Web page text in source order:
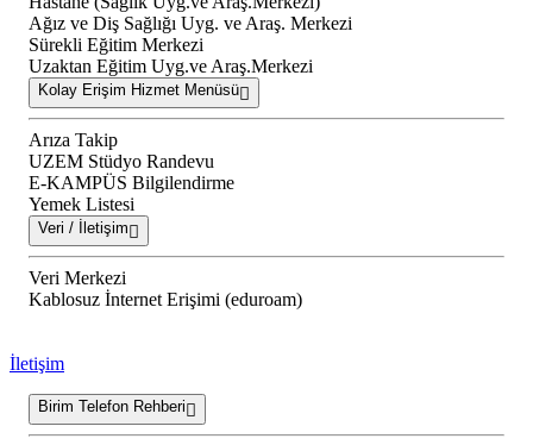
Ağız ve Diş Sağlığı Uyg. ve Araş. Merkezi
Sürekli Eğitim Merkezi
Uzaktan Eğitim Uyg.ve Araş.Merkezi
Kolay Erişim Hizmet Menüsü
Arıza Takip
UZEM Stüdyo Randevu
E-KAMPÜS Bilgilendirme
Yemek Listesi
Veri / İletişim
Veri Merkezi
Kablosuz İnternet Erişimi (eduroam)
İletişim
Birim Telefon Rehberi